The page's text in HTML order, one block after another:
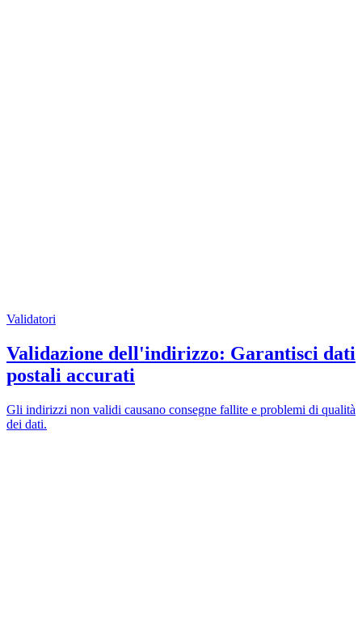
Validatori
Validazione dell'indirizzo: Garantisci dati
postali accurati
Gli indirizzi non validi causano consegne fallite e problemi di qualità
dei dati.